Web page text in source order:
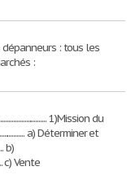
: tous les
:
1)Mission du
a) Déterminer et
b)
c) Vente